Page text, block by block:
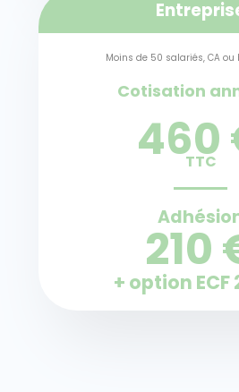
Moins de 50 salariés, CA
Cotisation
460
TTC
210
+ option ECF